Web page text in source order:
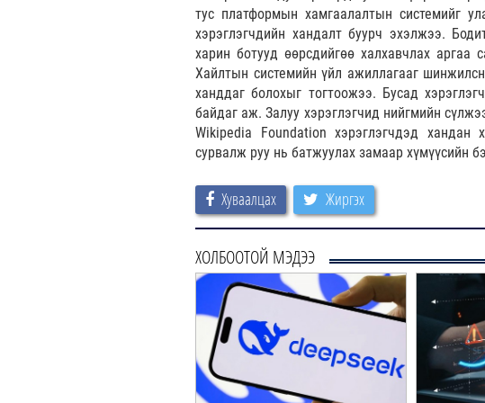
тус платформын хамгаалалтын системийг
хэрэглэгчдийн хандалт буурч эхэлжээ.
харин ботууд өөрсдийгөө халхавчлах
Хайлтын системийн үйл ажиллагааг
ханддаг болохыг тогтоожээ. Бусад
байдаг аж. Залуу хэрэглэгчид нийгмийн
Wikipedia Foundation хэрэглэгчдэд
сурвалж руу нь батжуулах замаар хүмүүсийн
Хуваалцах Жиргэх
ХОЛБООТОЙ МЭДЭЭ